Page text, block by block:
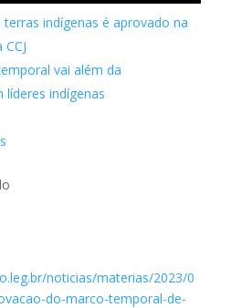
indígenas é aprovado na
vai além da
líderes indígenas
noticias/materias/2023/0
do-marco-temporal-de-